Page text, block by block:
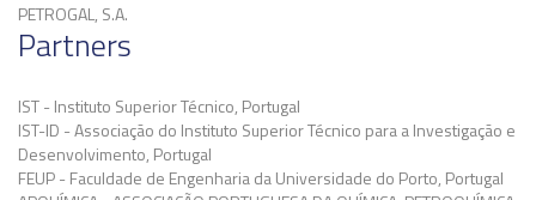
PETROGAL, S.A.
Partners
IST - Instituto Superior Técnico, Portugal
IST-ID - Associação do Instituto Superior Técnico para a Investigação e
Desenvolvimento, Portugal
FEUP - Faculdade de Engenharia da Universidade do Porto, Portugal